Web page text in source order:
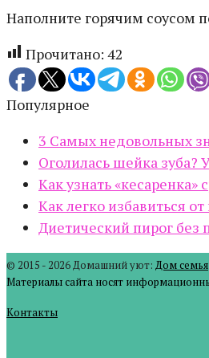
Наполните горячим соусом
Прочитано: 42
Популярное
3 Самых недовольных
Оголилась шейка зуба?
Как узнать «кесаренка»
Как легко избавиться
Диетический пирог
© 2015 - 2026 Домашний уют: Дом семья
Материалы сайта носят
Контакты